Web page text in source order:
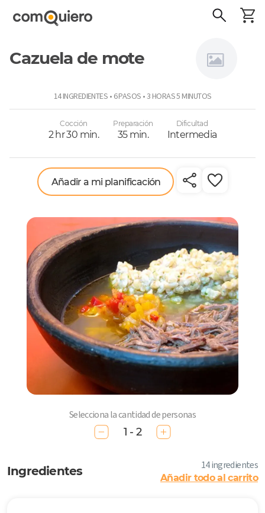
Cazuela de mote
14 INGREDIENTES • 6 PASOS • 3 HORAS 5 MINUTOS
Cocción
2 hr 30 min.
Preparación
35 min.
Dificultad
Intermedia
Añadir a mi planificación
Selecciona la cantidad de personas
1 - 2
Ingredientes 14 ingredientes
Añadir todo al carrito